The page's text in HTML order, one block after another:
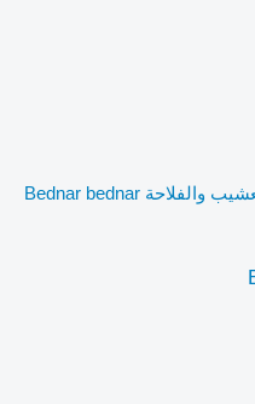
آلة التعشيب والفلاحة Bednar bednar